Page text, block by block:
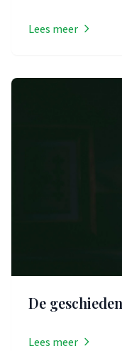
Lees meer
De
Lees meer